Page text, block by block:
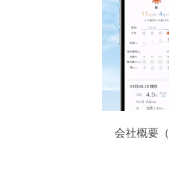
会社概要（